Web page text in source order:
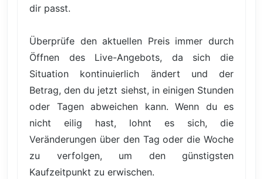
dir passt.
Überprüfe den aktuellen Preis immer durch
Öffnen des Live-Angebots, da sich die
Situation kontinuierlich ändert und der
Betrag, den du jetzt siehst, in einigen Stunden
oder Tagen abweichen kann. Wenn du es
nicht eilig hast, lohnt es sich, die
Veränderungen über den Tag oder die Woche
zu verfolgen, um den günstigsten
Kaufzeitpunkt zu erwischen.